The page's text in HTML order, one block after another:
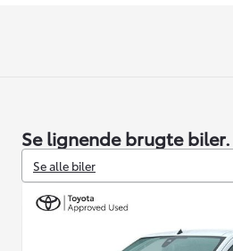
Se lignende brugte biler.
Se alle biler